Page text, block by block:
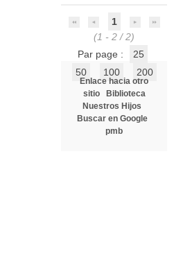
1
(1 - 2 / 2)
Par page :
25
50
100 200
Enlace hacia otro
sitio
Biblioteca
Nuestros Hijos
Buscar en Google
pmb